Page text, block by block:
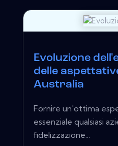
Evoluzione
delle
Australia
Fornire un'ottima
essenziale qualsiasi
fidelizzazione...